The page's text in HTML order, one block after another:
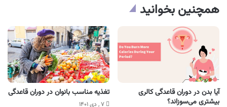
همچنین بخوانید
آیا بدن در دوران قاعدگی کالری
بیشتری می‌سوزاند؟
تغذیه مناسب بانوان در دوران قاعدگی
۷ , دی ۱۴۰۱